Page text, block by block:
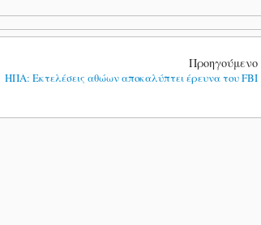
Προηγούμενο
ΗΠΑ: Εκτελέσεις αθώων αποκαλύπτει έρευνα του FBI